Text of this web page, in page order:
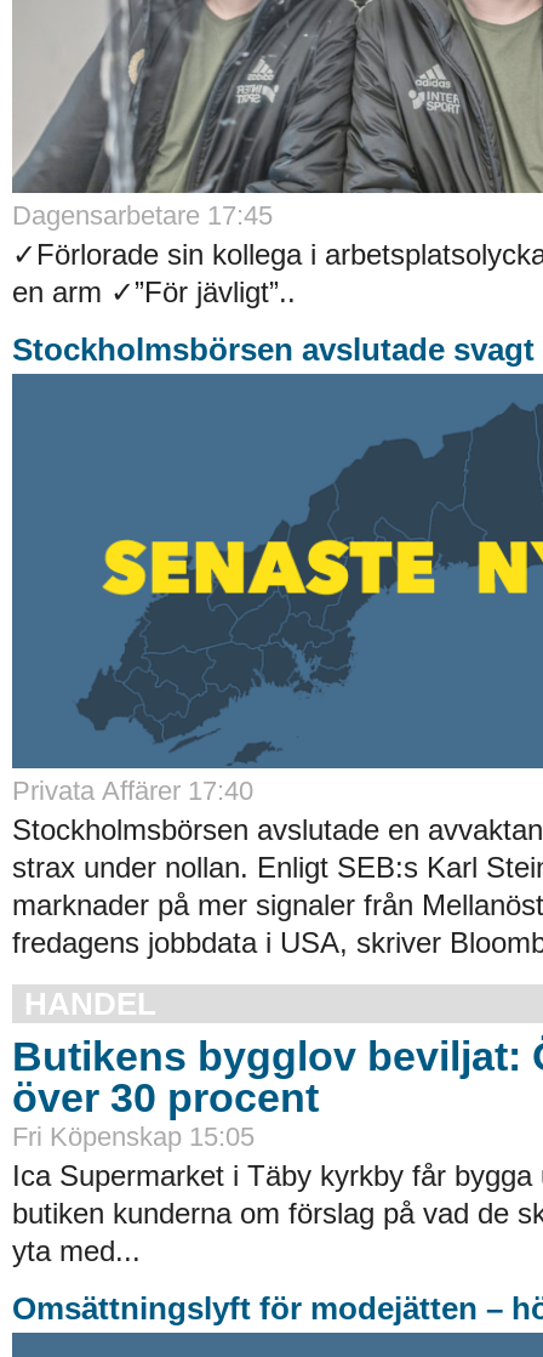
Dagensarbetare 17:45
✓Förlorade sin kollega i
en arm ✓”För jävligt”..
Stockholmsbörsen avslutade svagt
Privata Affärer 17:40
Stockholmsbörsen avslutade en
strax under nollan. Enligt SEB:s Karl
marknader på mer signaler från
fredagens jobbdata i USA, skriver
HANDEL
Butikens bygglov beviljat:
över 30 procent
Fri Köpenskap 15:05
Ica Supermarket i Täby kyrkby får bygga
butiken kunderna om förslag på vad de
yta med...
Omsättningslyft för modejätten –